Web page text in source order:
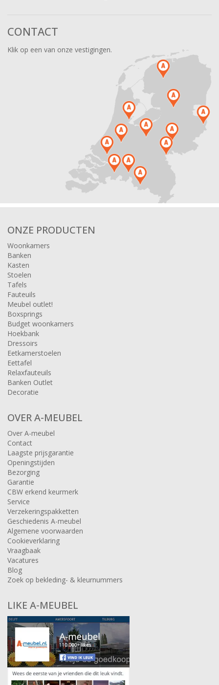
CONTACT
Klik op een van onze vestigingen.
ONZE PRODUCTEN
Woonkamers
Banken
Kasten
Stoelen
Tafels
Fauteuils
Meubel outlet!
Boxsprings
Budget woonkamers
Hoekbank
Dressoirs
Eetkamerstoelen
Eettafel
Relaxfauteuils
Banken Outlet
Decoratie
OVER A-MEUBEL
Over A-meubel
Contact
Laagste prijsgarantie
Openingstijden
Bezorging
Garantie
CBW erkend keurmerk
Service
Verzekeringspakketten
Geschiedenis A-meubel
Algemene voorwaarden
Cookieverklaring
Vraagbaak
Vacatures
Blog
Zoek op bekleding- & kleurnummers
LIKE A-MEUBEL